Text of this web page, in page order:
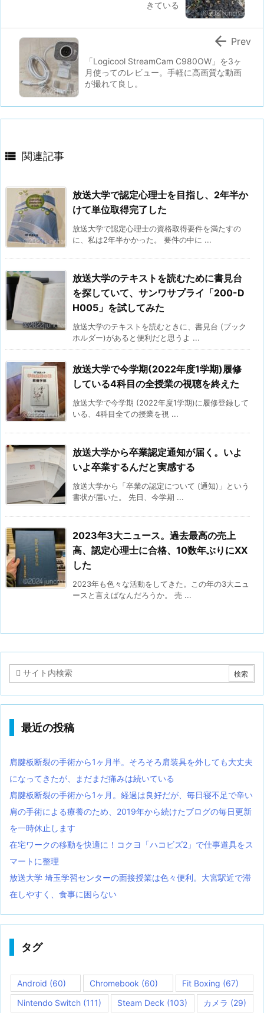
きている
「Logicool StreamCam C980OW」を3ヶ
月使ってのレビュー。手軽に高画質な動画
が撮れて良し。
 Prev
 関連記事
放送大学で認定心理士を目指し、2年半か
けて単位取得完了した
放送大学で認定心理士の資格取得要件を満たすの
に、私は2年半かかった。 要件の中に ...
放送大学のテキストを読むために書見台
を探していて、サンワサプライ「200-D
H005」を試してみた
放送大学のテキストを読むときに、書見台 (ブック
ホルダー)があると便利だと思うよ ...
放送大学で今学期(2022年度1学期)履修
している4科目の全授業の視聴を終えた
放送大学で今学期 (2022年度1学期)に履修登録して
いる、4科目全ての授業を視 ...
放送大学から卒業認定通知が届く。いよ
いよ卒業するんだと実感する
放送大学から「卒業の認定について (通知)」という
書状が届いた。 先日、今学期 ...
2023年3大ニュース。過去最高の売上
高、認定心理士に合格、10数年ぶりにXX
した
2023年も色々な活動をしてきた。この年の3大ニュ
ースと言えばなんだろうか。 売 ...
最近の投稿
肩腱板断裂の手術から1ヶ月半。そろそろ肩装具を外しても大丈夫
になってきたが、まだまだ痛みは続いている
肩腱板断裂の手術から1ヶ月。経過は良好だが、毎日寝不足で辛い
肩の手術による療養のため、2019年から続けたブログの毎日更新
を一時休止します
在宅ワークの移動を快適に！コクヨ「ハコビズ2」で仕事道具をス
マートに整理
放送大学 埼玉学習センターの面接授業は色々便利。大宮駅近で滞
在しやすく、食事に困らない
タグ
Android (60) Chromebook (60) Fit Boxing (67)
Nintendo Switch (111) Steam Deck (103) カメラ (29)